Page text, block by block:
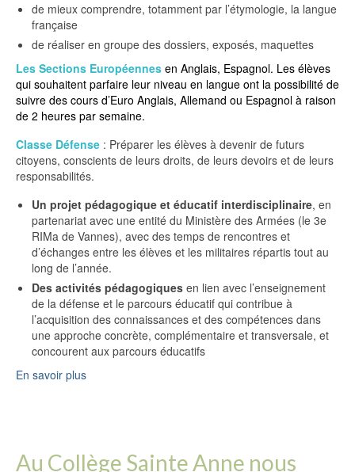
de mieux comprendre, totamment par l’étymologie, la langue
française
de réaliser en groupe des dossiers, exposés, maquettes
Les Sections Européennes en Anglais, Espagnol. Les élèves
qui souhaitent parfaire leur niveau en langue ont la possibilité de
suivre des cours d’Euro Anglais, Allemand ou Espagnol à raison
de 2 heures par semaine.
Classe Défense : Préparer les élèves à devenir de futurs
citoyens, conscients de leurs droits, de leurs devoirs et de leurs
responsabilités.
Un projet pédagogique et éducatif interdisciplinaire, en
partenariat avec une entité du Ministère des Armées (le 3e
RIMa de Vannes), avec des temps de rencontres et
d’échanges entre les élèves et les militaires répartis tout au
long de l’année.
Des activités pédagogiques en lien avec l’enseignement
de la défense et le parcours éducatif qui contribue à
l’acquisition des connaissances et des compétences dans
une approche concrète, complémentaire et transversale, et
concourent aux parcours éducatifs
En savoir plus
Au Collège Sainte Anne nous